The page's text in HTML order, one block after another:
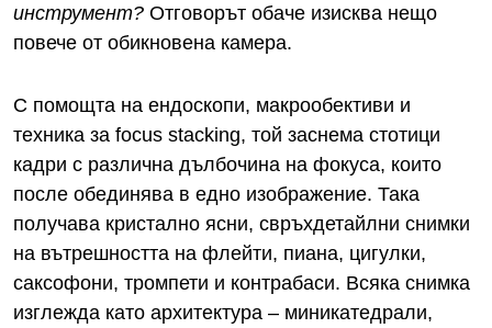
инструмент? Отговорът обаче изисква нещо
повече от обикновена камера.
С помощта на ендоскопи, макрообективи и
техника за focus stacking, той заснема стотици
кадри с различна дълбочина на фокуса, които
после обединява в едно изображение. Така
получава кристално ясни, свръхдетайлни снимки
на вътрешността на флейти, пиана, цигулки,
саксофони, тромпети и контрабаси. Всяка снимка
изглежда като архитектура – миникатедрали,